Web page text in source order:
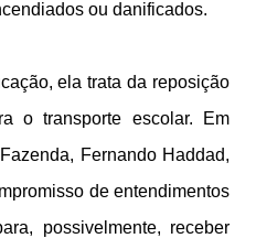
ou danificados.
ela trata da reposição
o transporte escolar. Em
Fernando Haddad,
de entendimentos
possivelmente, receber